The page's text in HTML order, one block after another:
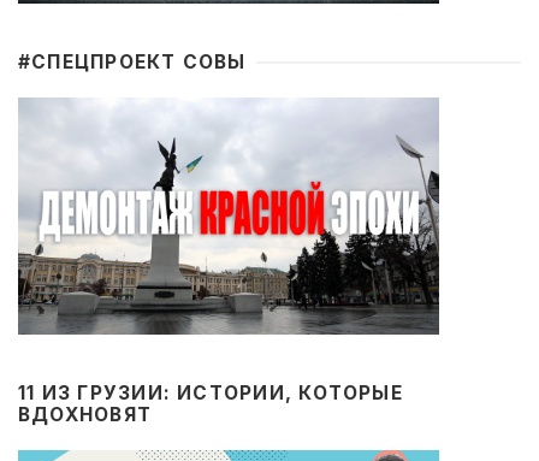
#CПЕЦПРОЕКТ СОВЫ
11 ИЗ ГРУЗИИ: ИСТОРИИ, КОТОРЫЕ
ВДОХНОВЯТ